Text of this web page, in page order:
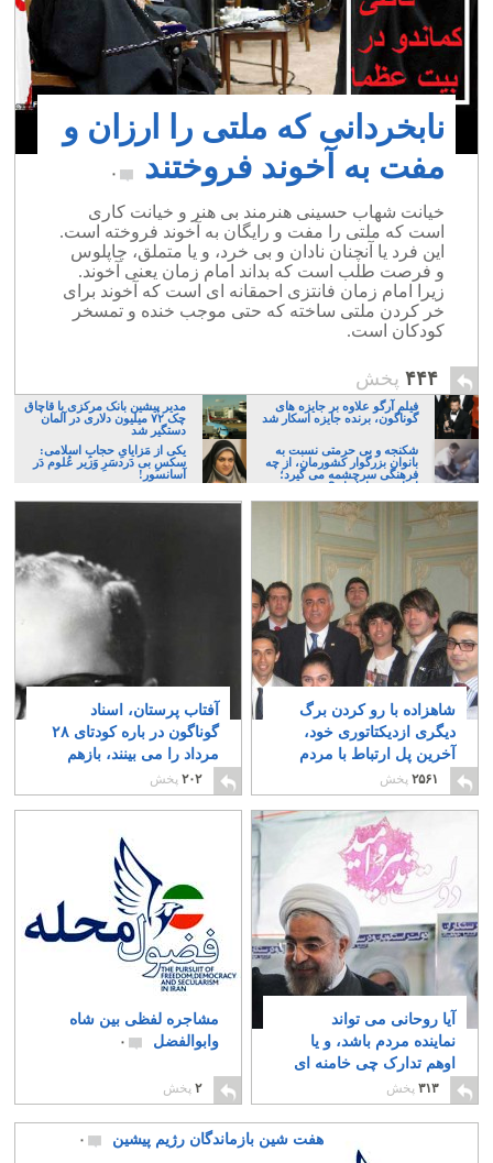
نابخردانی که ملتی را ارزان و
مفت به آخوند فروختند
۰
خیانت شهاب حسینی هنرمند بی هنر و خیانت کاری
است که ملتی را مفت و رایگان به آخوند فروخته است.
این فرد یا آنچنان نادان و بی خرد، و یا متملق، چاپلوس
و فرصت طلب است که بداند امام زمان یعنی آخوند.
زیرا امام زمان فانتزی احمقانه ای است که آخوند برای
خر کردن ملتی ساخته که حتی موجب خنده و تمسخر
کودکان است.
۴۴۴ پخش
فیلم آرگو علاوه بر جایزه های
گوناگون، برنده جایزه اسکار شد
مدیر پیشین بانک مرکزی با قاچاق
چک ۷۲ میلیون دلاری در آلمان
دستگیر شد
شکنجه و بی حرمتی نسبت به
بانوان بزرگوار کشورمان، از چه
فرهنگی سرچشمه می گیرد؛
ایرانی، و یا تازیان؟
یکی از مَزایایِ حجابِ اسلامی:
سکسِ بی دَردسَرِ وَزیر عُلوم دَر
آسانسور!
شاهزاده با رو کردن برگ
دیگری ازدیکتاتوری خود،
آخرین پل ارتباط با مردم
را شکست
۲۵۶۱ پخش
آفتاب پرستان، اسناد
گوناگون در باره کودتای ۲۸
مرداد را می بینند، بازهم
کرکری می خوانند
۲۰۲ پخش
آیا روحانی می تواند
نماینده مردم باشد، و یا
اوهم تدارک چی خامنه ای
است؟
۳۱۳ پخش
مشاجره لفظی بین شاه
وابوالفضل
۰
۲ پخش
هفت شین بازماندگان رژیم پیشین ۰